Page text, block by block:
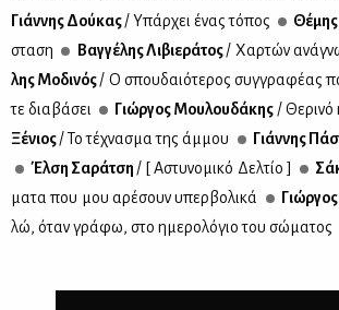
Γιάν­νης Δού­κας/ Υπάρ­χει ένας τό­πος Θέ­μης
στα­ση
Βαγ­γέ­λης Λι­βιε­ρά­τος/ Χαρ­τών
λης Μο­δι­νός/ Ο σπου­δαιό­τε­ρος συγ­γρα­φέ­ας
τε δια­βά­σει
Γιώρ­γος Μου­λου­δά­κης / Θε­ρι­νό
Ξέ­νιος/ Το τέ­χνα­σμα της άμ­μου Γιάν­νης
Έλ­ση Σα­ρά­τση / [ Αστυ­νο­μι­κό Δελ­τίο ]
μα­τα που μου αρέ­σουν υπερ­βο­λι­κά
λώ, όταν γρά­φω, στο ημε­ρο­λό­γιο του σώ­μα­τος